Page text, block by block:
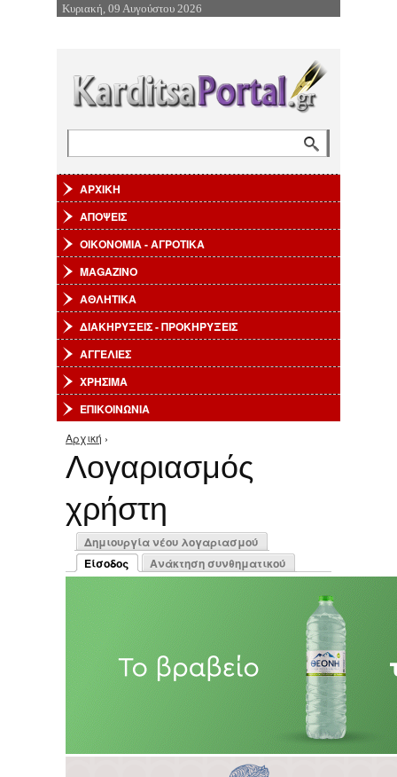
Επιστροφή στην Πλοήγηση
Κυριακή, 09 Αυγούστου 2026
ΑΡΧΙΚΗ
ΑΠΟΨΕΙΣ
ΟΙΚΟΝΟΜΙΑ - ΑΓΡΟΤΙΚΑ
MAGAZINO
ΑΘΛΗΤΙΚΑ
ΔΙΑΚΗΡΥΞΕΙΣ - ΠΡΟΚΗΡΥΞΕΙΣ
ΑΓΓΕΛΙΕΣ
ΧΡΗΣΙΜΑ
ΕΠΙΚΟΙΝΩΝΙΑ
Είστε εδώ
Αρχική ›
Λογαριασμός
χρήστη
Πρωτεύουσες καρτέλες
Δημιουργία νέου λογαριασμού
Είσοδος
(ενεργή καρτέλα)
Ανάκτηση συνθηματικού